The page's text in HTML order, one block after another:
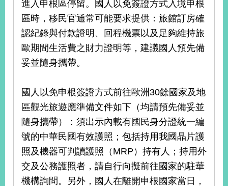
進入申根區停留。國人以免簽證方式入境申根
區時，移民官通常可能要求提供：旅館訂房確
認紀錄與付款證明、回程機票以及足夠維持旅
歐期間生活費之財力證明等，建議國人預先備
妥並隨身攜帶。
國人以免申根簽證方式前往歐洲30餘國家及地
區觀光旅遊應準備文件如下（均請預先備妥並
隨身攜帶）：須出示內載有國民身分證統一編
號的中華民國有效護照；包括持用我國晶片護
照及機器可判讀護照（MRP）持有人；持用外
交及公務護照者，請自行向擬前往國家的駐華
機構詢問。另外，國人在離開申根國家當日，